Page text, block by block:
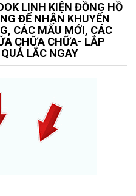
LINH KIỆN ĐỒNG HỒ
ĐỂ NHẬN KHUYẾN
CÁC MẪU MỚI, CÁC
CHỮA CHỮA- LẮP
LẮC NGAY